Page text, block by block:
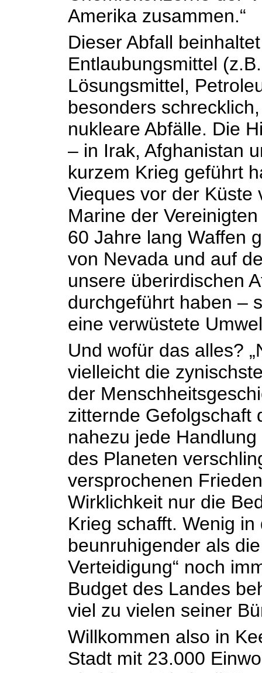
Amerika zusammen.“
Dieser Abfall
Entlaubungsmittel
Lösungsmittel,
besonders
nukleare Abfälle. Die
– in Irak, Afghanistan
kurzem Krieg geführt
Vieques vor der Küste
Marine der
60 Jahre lang Waffen
von Nevada und auf
unsere überirdischen
durchgeführt haben –
eine verwüstete
Und wofür das alles?
vielleicht die
der
zitternde Gefolgschaft
nahezu jede
des Planeten
versprochenen
Wirklichkeit nur die
Krieg schafft. Wenig
beunruhigender als
Verteidigung“ noch
Budget des Landes
viel zu vielen seiner
Willkommen also in
Stadt mit 23.000